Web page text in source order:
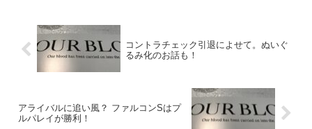
コントラチェック引退によせて。ぬいぐ
るみ化のお話も！
アライバルに追い風？ ファルコンSはプ
ルパレイが勝利！